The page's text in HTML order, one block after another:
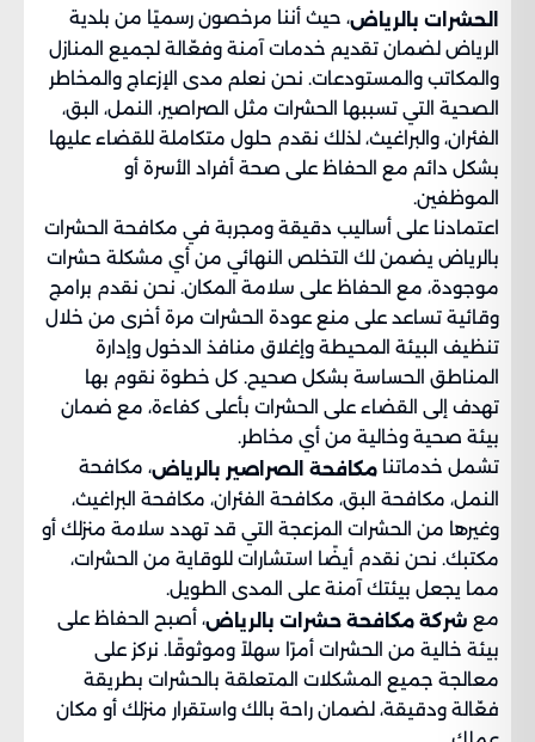
الحشرات بالرياض، حيث أننا مرخصون رسميًا من بلدية
الرياض لضمان تقديم خدمات آمنة وفعّالة لجميع المنازل
والمكاتب والمستودعات. نحن نعلم مدى الإزعاج والمخاطر
الصحية التي تسببها الحشرات مثل الصراصير، النمل، البق،
الفئران، والبراغيث، لذلك نقدم حلول متكاملة للقضاء عليها
بشكل دائم مع الحفاظ على صحة أفراد الأسرة أو
الموظفين.
اعتمادنا على أساليب دقيقة ومجربة في مكافحة الحشرات
بالرياض يضمن لك التخلص النهائي من أي مشكلة حشرات
موجودة، مع الحفاظ على سلامة المكان. نحن نقدم برامج
وقائية تساعد على منع عودة الحشرات مرة أخرى من خلال
تنظيف البيئة المحيطة وإغلاق منافذ الدخول وإدارة
المناطق الحساسة بشكل صحيح. كل خطوة نقوم بها
تهدف إلى القضاء على الحشرات بأعلى كفاءة، مع ضمان
بيئة صحية وخالية من أي مخاطر.
تشمل خدماتنا مكافحة الصراصير بالرياض، مكافحة
النمل، مكافحة البق، مكافحة الفئران، مكافحة البراغيث،
وغيرها من الحشرات المزعجة التي قد تهدد سلامة منزلك أو
مكتبك. نحن نقدم أيضًا استشارات للوقاية من الحشرات،
مما يجعل بيئتك آمنة على المدى الطويل.
مع شركة مكافحة حشرات بالرياض، أصبح الحفاظ على
بيئة خالية من الحشرات أمرًا سهلاً وموثوقًا. نركز على
معالجة جميع المشكلات المتعلقة بالحشرات بطريقة
فعّالة ودقيقة، لضمان راحة بالك واستقرار منزلك أو مكان